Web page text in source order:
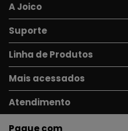
A Joico
Suporte
Linha de Produtos
Mais acessados
Atendimento
Pague com